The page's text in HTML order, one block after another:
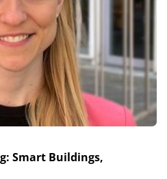
Smart Buildings,